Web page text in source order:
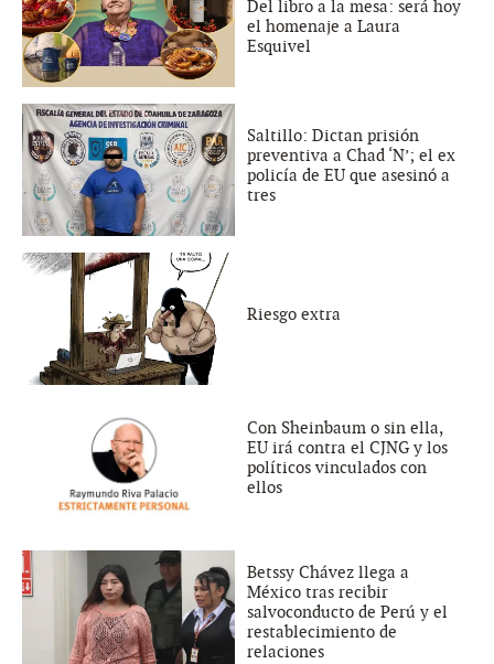
Del libro a la mesa: será hoy
el homenaje a Laura
Esquivel
Saltillo: Dictan prisión
preventiva a Chad ‘N’; el ex
policía de EU que asesinó a
tres
Riesgo extra
Con Sheinbaum o sin ella,
EU irá contra el CJNG y los
políticos vinculados con
ellos
Betssy Chávez llega a
México tras recibir
salvoconducto de Perú y el
restablecimiento de
relaciones